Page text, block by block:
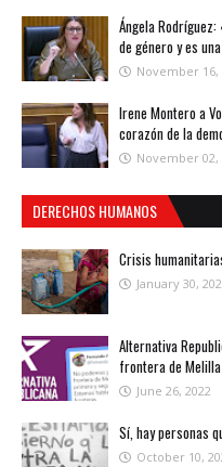
Ángela
de género y es
November 16,
Irene Montero a
corazón de la
November 02,
DERECHOS HUMANOS
Crisis
January 30,
Alternativa
frontera de Melilla
June 26, 2022
Sí, hay personas
October 10,